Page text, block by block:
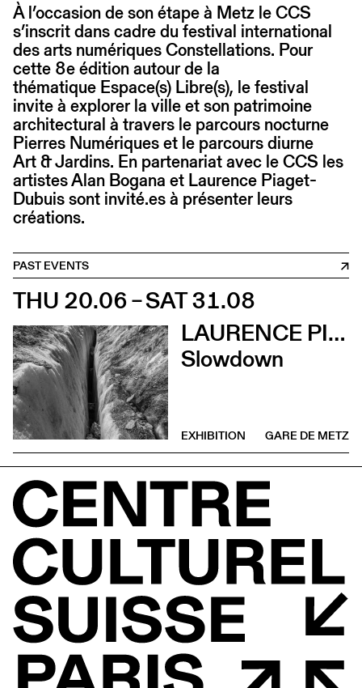
À l’occasion de son étape à Metz le CCS
s’inscrit dans cadre du festival international
des arts numériques Constellations. Pour
cette 8e édition autour de la
thématique Espace(s) Libre(s), le festival
invite à explorer la ville et son patrimoine
architectural à travers le parcours nocturne
Pierres Numériques et le parcours diurne
Art & Jardins. En partenariat avec le CCS les
artistes Alan Bogana et Laurence Piaget-
Dubuis sont invité.es à présenter leurs
créations.
PAST EVENTS
THU 20.06 – SAT 31.08
LAURENCE PIAGET-DUBUIS
Slowdown
GARE DE METZ
EXHIBITION